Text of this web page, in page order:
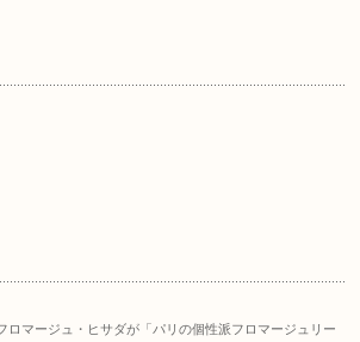
ロマージュ・ヒサダが「パリの個性派フロマージュリー